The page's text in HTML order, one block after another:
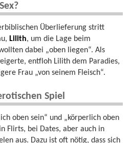
Überlieferung stritt
Lilith, um die Lage beim
dabei „oben liegen“. Als
entfloh Lilith dem Paradies,
Frau „von seinem Fleisch“.
Spiel
oben sein“ und „körperlich oben
Flirts, bei Dates, aber auch in
aus. Dazu ist oft nötig, dass sich